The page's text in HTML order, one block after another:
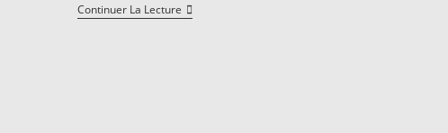
Continuer La LectureTélétravail
: